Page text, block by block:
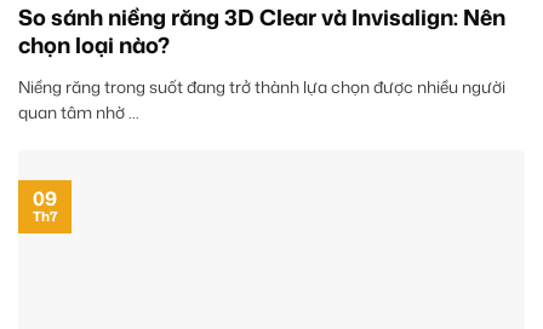
So sánh niềng răng 3D Clear và Invisalign: Nên
chọn loại nào?
Niềng răng trong suốt đang trở thành lựa chọn được nhiều người
quan tâm nhờ ...
09
Th7